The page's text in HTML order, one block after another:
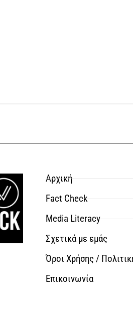
Αρχική
Fact Check
Media Literacy
Σχετικά με εμάς
Όροι Χρήσης /
Επικοινωνία